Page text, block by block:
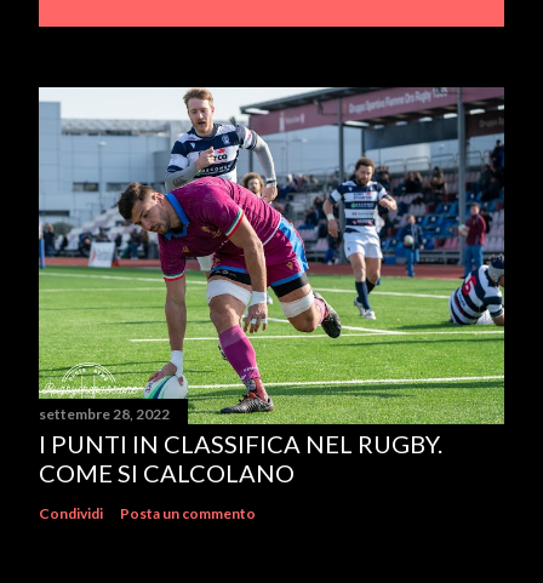
settembre 28, 2022
I PUNTI IN CLASSIFICA NEL RUGBY.
COME SI CALCOLANO
Condividi Posta un commento